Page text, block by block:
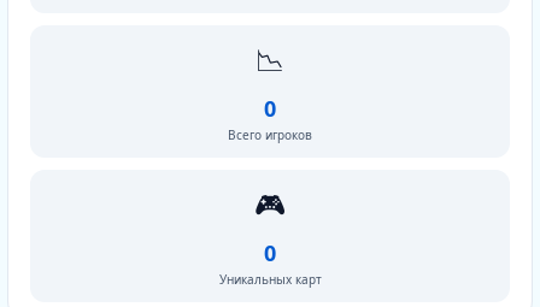
📉
0
Всего игроков
🎮
0
Уникальных карт